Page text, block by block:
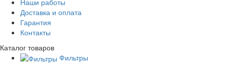
Наши работы
Доставка и оплата
Гарантия
Контакты
Каталог товаров
Фильтры